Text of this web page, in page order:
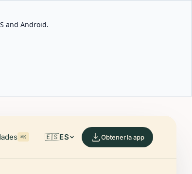
and Android.
⌘K 🇪🇸ES Obtener la app